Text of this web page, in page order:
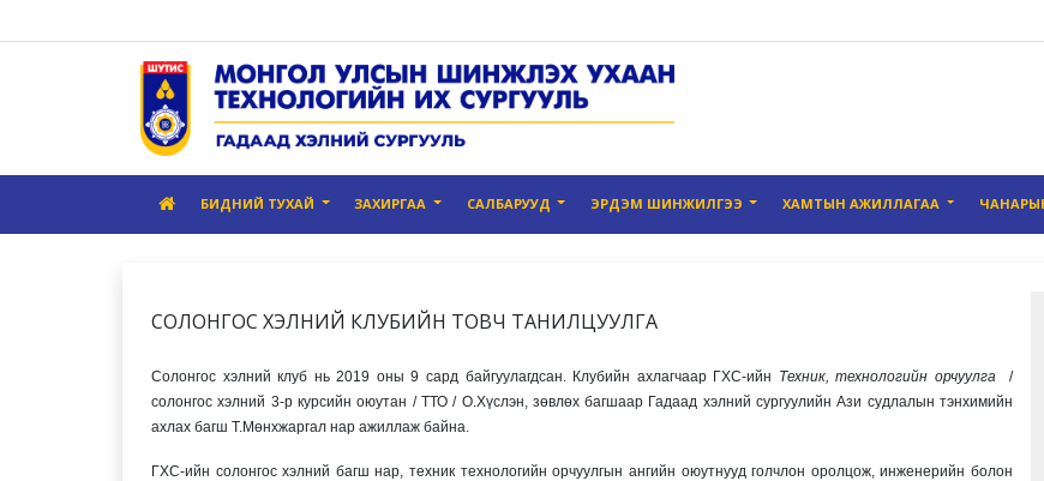
БИДНИЙ ТУХАЙ ЗАХИРГАА САЛБАРУУД ЭРДЭМ ШИНЖИЛГЭЭ ХАМТЫН АЖИЛЛАГАА
СОЛОНГОС ХЭЛНИЙ КЛУБИЙН ТОВЧ ТАНИЛЦУУЛГА
Солонгос хэлний клуб нь 2019 оны 9 сард байгуулагдсан. Клубийн ахлагчаар ГХС-ийн Техник, технологийн орчуулга /
солонгос хэлний 3-р курсийн оюутан / ТТО / О.Хүслэн, зөвлөх багшаар Гадаад хэлний сургуулийн Ази судлалын тэнхимийн
ахлах багш Т.Мөнхжаргал нар ажиллаж байна.
ГХС-ийн солонгос хэлний багш нар, техник технологийн орчуулгын ангийн оюутнууд голчлон оролцож, инженерийн болон